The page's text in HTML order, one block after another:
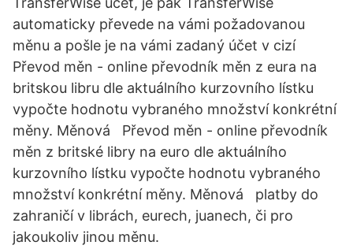
automaticky převede na vámi požadovanou
měnu a pošle je na vámi zadaný účet v cizí
Převod měn - online převodník měn z eura na
britskou libru dle aktuálního kurzovního lístku
vypočte hodnotu vybraného množství konkrétní
měny. Měnová Převod měn - online převodník
měn z britské libry na euro dle aktuálního
kurzovního lístku vypočte hodnotu vybraného
množství konkrétní měny. Měnová platby do
zahraničí v librách, eurech, juanech, či pro
jakoukoliv jinou měnu.